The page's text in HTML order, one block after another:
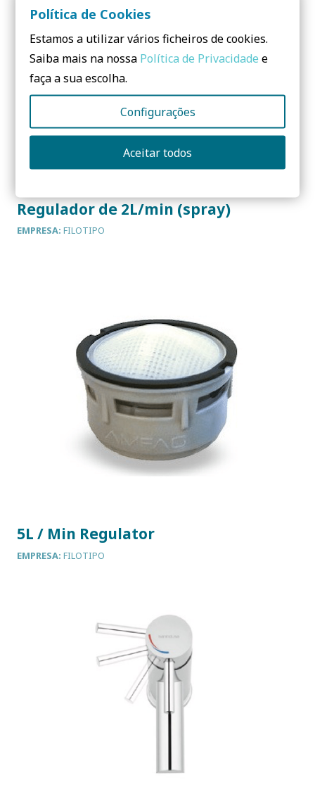
Regulador de 2L/min (spray)
EMPRESA: FILOTIPO
5L / Min Regulator
EMPRESA: FILOTIPO
Política de Cookies
Estamos a utilizar vários ficheiros de cookies.
Saiba mais na nossa Política de Privacidade e
faça a sua escolha.
Configurações
Aceitar todos